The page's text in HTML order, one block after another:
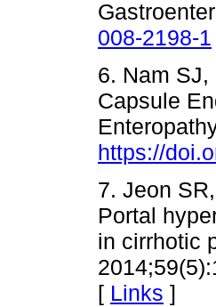
008-2198-1
6. Nam
Capsule
https://
7. Jeon
Portal
in cirrhotic
[ Links ]